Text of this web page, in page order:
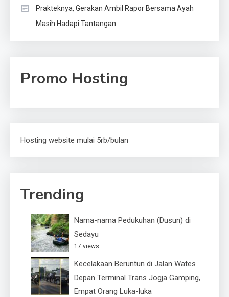
Prakteknya, Gerakan Ambil Rapor Bersama Ayah
Masih Hadapi Tantangan
Promo Hosting
Hosting website mulai 5rb/bulan
Trending
Nama-nama Pedukuhan (Dusun) di
Sedayu
17 views
Kecelakaan Beruntun di Jalan Wates
Depan Terminal Trans Jogja Gamping,
Empat Orang Luka-luka